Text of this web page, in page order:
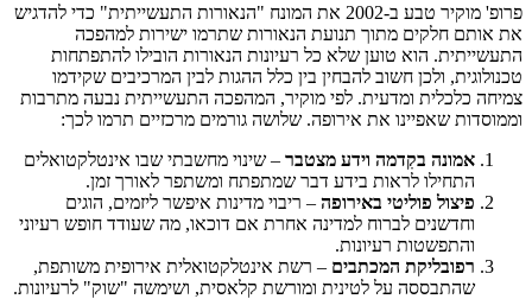
פרופ' מוקיר טבע ב-2002 את המונח "הנאורות התעשייתית" כדי להדגיש
את אותם חלקים מתוך תנועת הנאורות שתרמו ישירות למהפכה
התעשייתית. הוא טוען שלא כל רעיונות הנאורות הובילו להתפתחות
טכנולוגית, ולכן חשוב להבחין בין כלל ההגות לבין המרכיבים שקידמו
צמיחה כלכלית ומדעית. לפי מוקיר, המהפכה התעשייתית נבעה מתרבות
וממוסדות שאפיינו את אירופה. שלושה גורמים מרכזיים תרמו לכך:
אמונה בקִדמה וידע מצטבר – שינוי מחשבתי שבו אינטלקטואלים
התחילו לראות בידע דבר שמתפתח ומשתפר לאורך זמן.
פיצול פוליטי באירופה – ריבוי מדינות איפשר ליזמים, הוגים
וחדשנים לברוח למדינה אחרת אם דוכאו, מה שעודד חופש רעיוני
והתפשטות רעיונות.
רפובליקת המכתבים – רשת אינטלקטואלית אירופית משותפת,
שהתבססה על לטינית ומורשת קלאסית, ושימשה "שוק" לרעיונות.